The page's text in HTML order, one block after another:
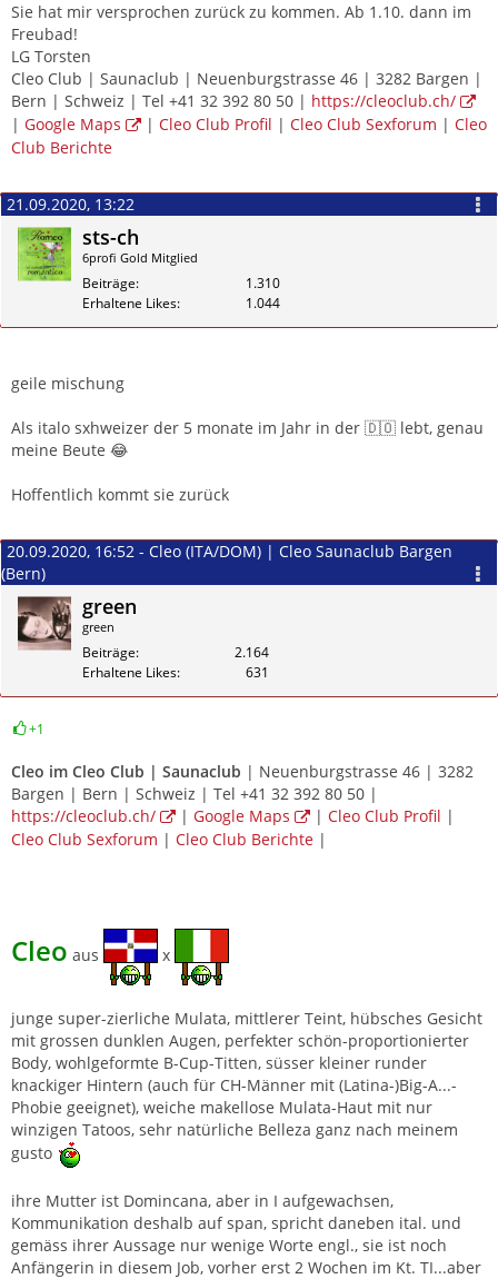
Sie hat mir versprochen zurück zu kommen. Ab 1.10. dann im
Freubad!
LG Torsten
Cleo Club | Saunaclub | Neuenburgstrasse 46 | 3282 Bargen |
Bern | Schweiz | Tel +41 32 392 80 50 | https://cleoclub.ch/
| Google Maps | Cleo Club Profil | Cleo Club Sexforum | Cleo
Club Berichte
21.09.2020, 13:22
sts-ch
6profi Gold Mitglied
Beiträge
1.310
Erhaltene Likes
1.044
geile mischung
Als italo sxhweizer der 5 monate im Jahr in der 🇩🇴 lebt, genau
meine Beute 😂
Hoffentlich kommt sie zurück
20.09.2020, 16:52 - Cleo (ITA/DOM) | Cleo Saunaclub Bargen
(Bern)
green
green
Beiträge
2.164
Erhaltene Likes
631
+1
Cleo im Cleo Club | Saunaclub | Neuenburgstrasse 46 | 3282
Bargen | Bern | Schweiz | Tel +41 32 392 80 50 |
https://cleoclub.ch/
| Google Maps | Cleo Club Profil |
Cleo Club Sexforum | Cleo Club Berichte |
Cleo aus x
junge super-zierliche Mulata, mittlerer Teint, hübsches Gesicht
mit grossen dunklen Augen, perfekter schön-proportionierter
Body, wohlgeformte B-Cup-Titten, süsser kleiner runder
knackiger Hintern (auch für CH-Männer mit (Latina-)Big-A...-
Phobie geeignet), weiche makellose Mulata-Haut mit nur
winzigen Tatoos, sehr natürliche Belleza ganz nach meinem
gusto
ihre Mutter ist Domincana, aber in I aufgewachsen,
Kommunikation deshalb auf span, spricht daneben ital. und
gemäss ihrer Aussage nur wenige Worte engl., sie ist noch
Anfängerin in diesem Job, vorher erst 2 Wochen im Kt. TI...aber